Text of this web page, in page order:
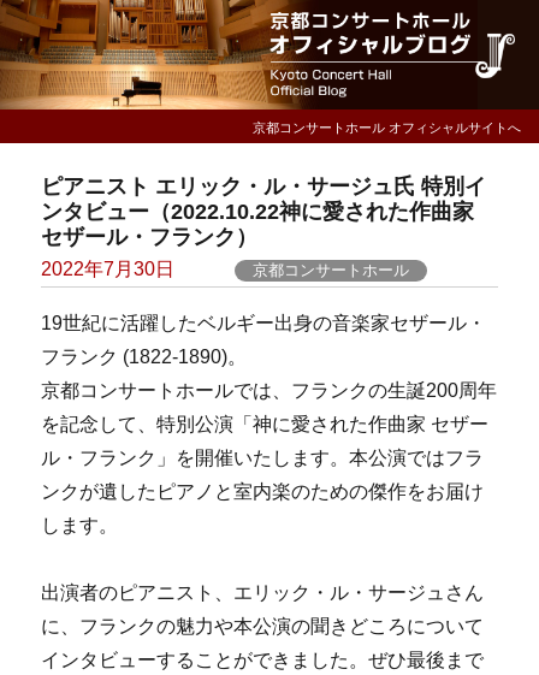
京都コンサートホール オフィシャルサイトへ
ピアニスト エリック・ル・サージュ氏 特別イ
ンタビュー（2022.10.22神に愛された作曲家
セザール・フランク）
Posted
2022年7月30日 京都コンサートホール
19世紀に活躍したベルギー出身の音楽家セザール・
フランク (1822-1890)。
京都コンサートホールでは、フランクの生誕200周年
を記念して、特別公演「神に愛された作曲家 セザー
ル・フランク」を開催いたします。本公演ではフラ
ンクが遺したピアノと室内楽のための傑作をお届け
します。
出演者のピアニスト、エリック・ル・サージュさん
に、フランクの魅力や本公演の聞きどころについて
インタビューすることができました。ぜひ最後まで